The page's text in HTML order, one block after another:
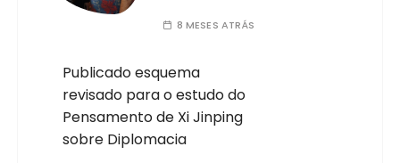
8 MESES ATRÁS
Publicado esquema
revisado para o estudo do
Pensamento de Xi Jinping
sobre Diplomacia